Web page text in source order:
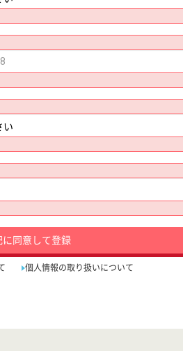
に同意して登録
個人情報の取り扱いについて